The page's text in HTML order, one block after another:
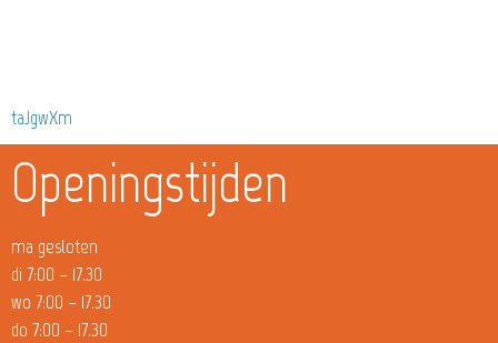
taJgwXm
Openingstijden
ma gesloten
di 7:00 – 17.30
wo 7:00 – 17.30
do 7:00 – 17.30